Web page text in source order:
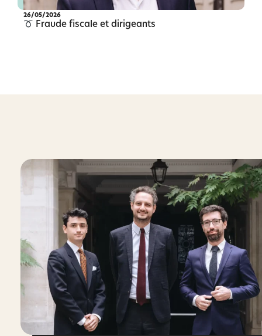
26/05/2026
Fraude fiscale et dirigeants